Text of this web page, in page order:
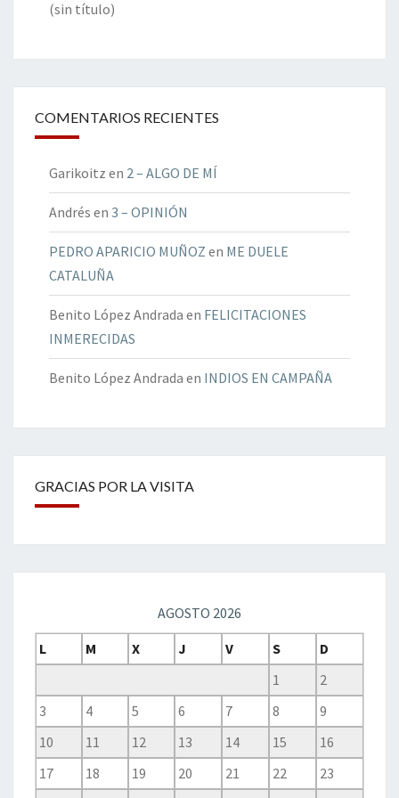
(sin título)
COMENTARIOS RECIENTES
Garikoitz en 2 – ALGO DE MÍ
Andrés en 3 – OPINIÓN
PEDRO APARICIO MUÑOZ en ME DUELE
CATALUÑA
Benito López Andrada en FELICITACIONES
INMERECIDAS
Benito López Andrada en INDIOS EN CAMPAÑA
GRACIAS POR LA VISITA
AGOSTO 2026
L
M X J V S
D
1
2
3
4 5 6 7 8
9
10
11 12 13 14 15
16
17
18 19 20 21 22
23